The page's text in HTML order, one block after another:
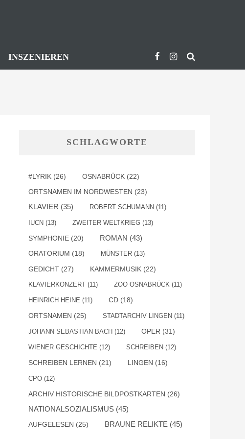
INSZENIEREN
SCHLAGWORTE
#LYRIK (26) OSNABRÜCK (22)
ORTSNAMEN IM NORDWESTEN (23)
KLAVIER (35) ROBERT SCHUMANN (11)
IUCN (13) ZWEITER WELTKRIEG (13)
SYMPHONIE (20) ROMAN (43)
ORATORIUM (18) MÜNSTER (13)
GEDICHT (27) KAMMERMUSIK (22)
KLAVIERKONZERT (11) ZOO OSNABRÜCK (11)
HEINRICH HEINE (11) CD (18)
ORTSNAMEN (25) STADTARCHIV LINGEN (11)
JOHANN SEBASTIAN BACH (12) OPER (31)
WIENER GESCHICHTE (12) SCHREIBEN (12)
SCHREIBEN LERNEN (21) LINGEN (16)
CPO (12)
ARCHIV HISTORISCHE BILDPOSTKARTEN (26)
NATIONALSOZIALISMUS (45)
AUFGELESEN (25) BRAUNE RELIKTE (45)